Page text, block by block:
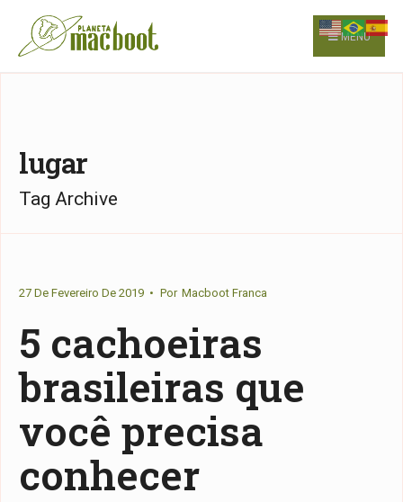
Skip
to
MENU
lugar
Tag Archive
27 De Fevereiro De 2019 • Por Macboot Franca
5 cachoeiras
brasileiras que
você precisa
conhecer